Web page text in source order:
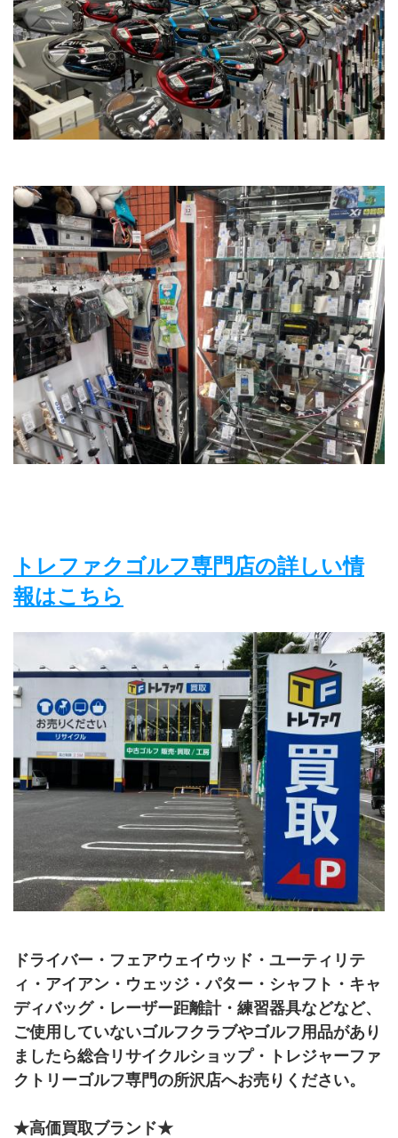
トレファクゴルフ専門店の詳しい情
報はこちら
ドライバー・フェアウェイウッド・ユーティリテ
ィ・アイアン・ウェッジ・パター・シャフト・キャ
ディバッグ・レーザー距離計・練習器具などなど、
ご使用していないゴルフクラブやゴルフ用品があり
ましたら総合リサイクルショップ・トレジャーファ
クトリーゴルフ専門の所沢店へお売りください。
★高価買取ブランド★